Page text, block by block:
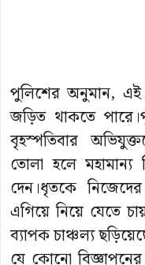
পুলিশের অনুমান, এই
জড়িত থাকতে
বৃহস্পতিবার
তোলা হলে মহামান্য
দেন।ধৃতকে
এগিয়ে নিয়ে যেতে
ব্যাপক চাঞ্চল্য
যে কোনো